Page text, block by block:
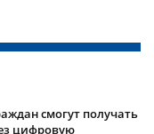
смогут получать
цифровую